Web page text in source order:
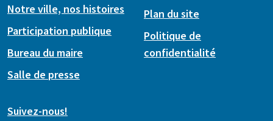
Notre ville, nos histoires
Participation publique
Bureau du maire
Salle de presse
Plan du site
Politique de
confidentialité
Suivez-nous!